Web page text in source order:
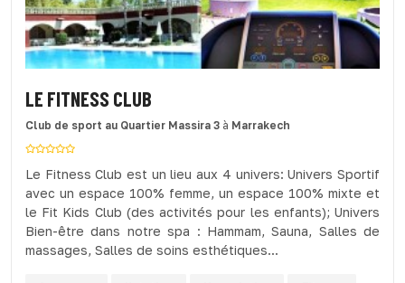
LE FITNESS CLUB
Club de sport au Quartier Massira 3 à Marrakech
Le Fitness Club est un lieu aux 4 univers: Univers Sportif
avec un espace 100% femme, un espace 100% mixte et
le Fit Kids Club (des activités pour les enfants); Univers
Bien-être dans notre spa : Hammam, Sauna, Salles de
massages, Salles de soins esthétiques...